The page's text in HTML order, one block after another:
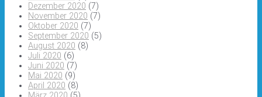
Dezember 2020 (7)
November 2020 (7)
Oktober 2020 (7)
September 2020 (5)
August 2020 (8)
Juli 2020 (6)
Juni 2020 (7)
Mai 2020 (9)
April 2020 (8)